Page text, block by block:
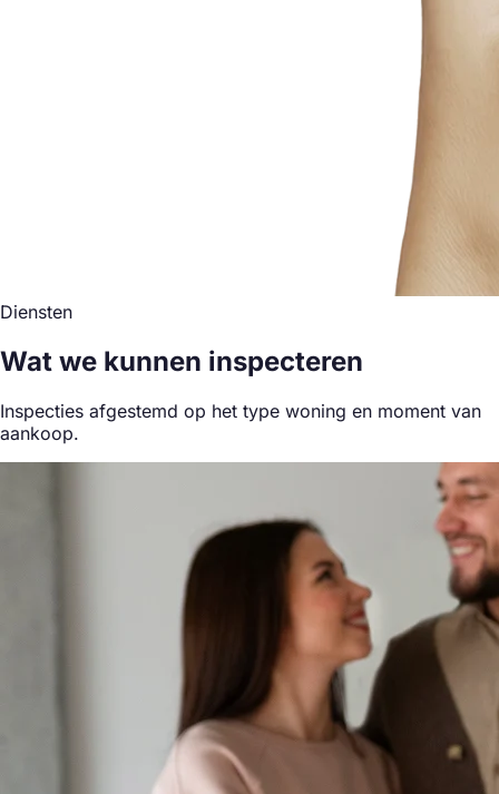
Diensten
Wat we kunnen inspecteren
Inspecties afgestemd op het type woning en moment van
aankoop.